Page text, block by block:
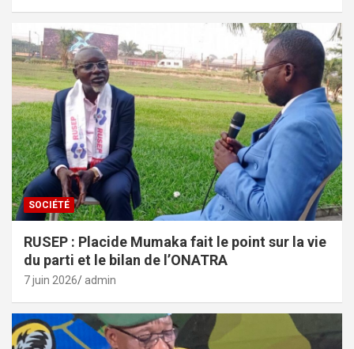
SOCIÉTÉ
RUSEP : Placide Mumaka fait le point sur la vie
du parti et le bilan de l’ONATRA
7 juin 2026 admin